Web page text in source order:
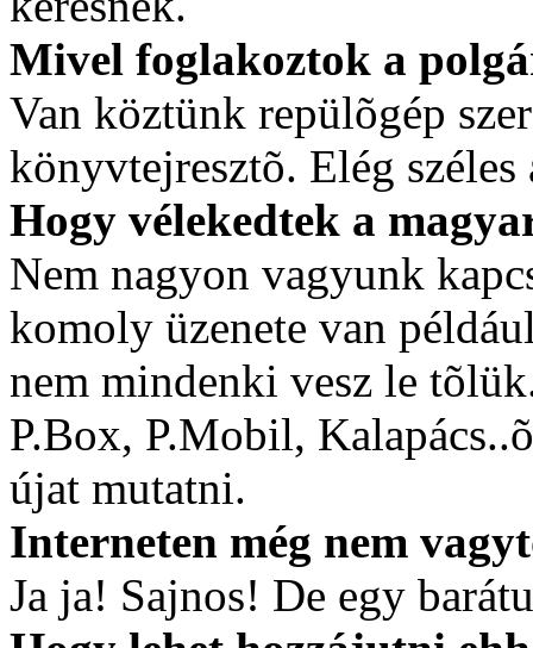
Mivel foglakoztok a
Van köztünk repülõgép
könyvtejresztõ. Elég széles
Hogy vélekedtek a
Nem nagyon vagyunk
komoly üzenete van
nem mindenki vesz le
P.Box, P.Mobil,
újat mutatni.
Interneten még nem
Ja ja! Sajnos! De egy